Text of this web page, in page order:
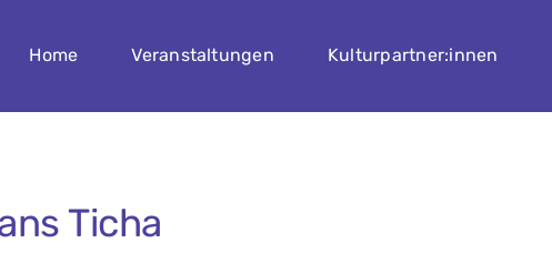
Home Veranstaltungen Kulturpartner:innen
Ticha